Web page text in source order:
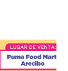
de la
San Juan